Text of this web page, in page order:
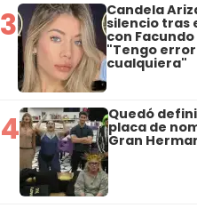
3 Candela
silencio tras
con
"Tengo
cualquiera"
4 Quedó
placa de
Gran